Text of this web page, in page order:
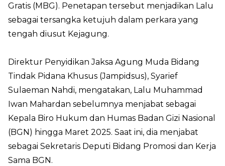
Gratis (MBG). Penetapan tersebut menjadikan Lalu
sebagai tersangka ketujuh dalam perkara yang
tengah diusut Kejagung.
Direktur Penyidikan Jaksa Agung Muda Bidang
Tindak Pidana Khusus (Jampidsus), Syarief
Sulaeman Nahdi, mengatakan, Lalu Muhammad
Iwan Mahardan sebelumnya menjabat sebagai
Kepala Biro Hukum dan Humas Badan Gizi Nasional
(BGN) hingga Maret 2025. Saat ini, dia menjabat
sebagai Sekretaris Deputi Bidang Promosi dan Kerja
Sama BGN.